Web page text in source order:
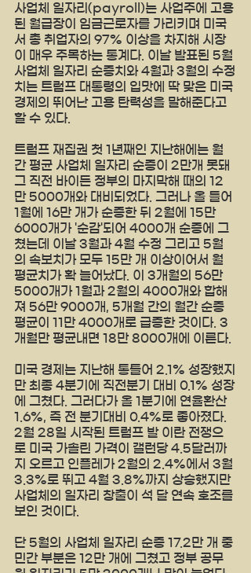
사업체 일자리(payroll)는 사업주에 고용
된 월급장이 임금근로자를 가리키며 미국
서 총 취업자의 97% 이상을 차지해 시장
이 매우 주목하는 통계다. 이날 발표된 5월
사업체 일자리 순증치와 4월과 3월의 수정
치는 트럼프 대통령의 입맛에 딱 맞은 미국
경제의 뛰어난 고용 탄력성을 말해준다고
할 수 있다.
트럼프 재집권 첫 1년째인 지난해에는 월
간 평균 사업체 일자리 순증이 2만개 못돼
그 직전 바이든 정부의 마지막해 때의 12
만 5000개와 대비되었다. 그러나 올 들어
1월에 16만 개가 순증한 뒤 2월에 15만
6000개가 '순감'되어 4000개 순증에 그
쳤는데 이날 3월과 4월 수정 그리고 5월
의 속보치가 모두 15만 개 이상이어서 월
평균치가 확 늘어났다. 이 3개월의 56만
5000개가 1월과 2월의 4000개와 합해
져 56만 9000개, 5개월 간의 월간 순증
평균이 11만 4000개로 급증한 것이다. 3
개월만 평균내면 18만 8000개에 이른다.
미국 경제는 지난해 통틀어 2.1% 성장했지
만 최종 4분기에 직전분기 대비 0.1% 성장
에 그쳤다. 그러다가 올 1분기에 연율환산
1.6%, 즉 전 분기대비 0.4%로 좋아졌다.
2월 28일 시작된 트럼프 발 이란 전쟁으
로 미국 가솔린 가격이 갤런당 4.5달러까
지 오르고 인플레가 2월의 2.4%에서 3월
3.3%로 뛰고 4월 3.8%까지 상승했지만
사업체의 일자리 창출이 석 달 연속 호조를
보인 것이다.
단 5월의 사업체 일자리 순증 17.2만 개 중
민간 부분은 12만 개에 그쳤고 정부 공무